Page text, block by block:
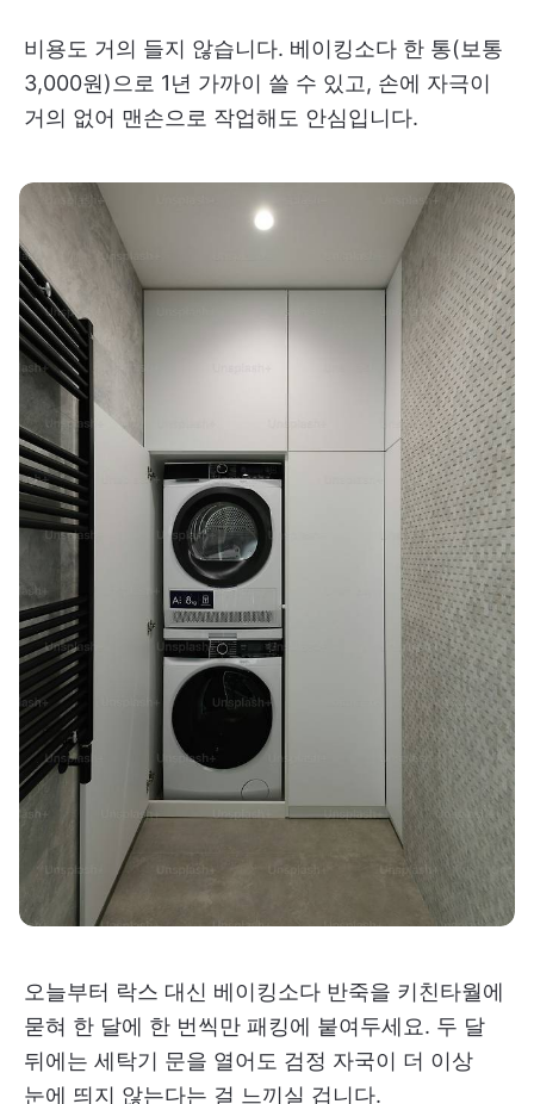
비용도 거의 들지 않습니다. 베이킹소다 한 통(보통
3,000원)으로 1년 가까이 쓸 수 있고, 손에 자극이
거의 없어 맨손으로 작업해도 안심입니다.
오늘부터 락스 대신 베이킹소다 반죽을 키친타월에
묻혀 한 달에 한 번씩만 패킹에 붙여두세요. 두 달
뒤에는 세탁기 문을 열어도 검정 자국이 더 이상
눈에 띄지 않는다는 걸 느끼실 겁니다.